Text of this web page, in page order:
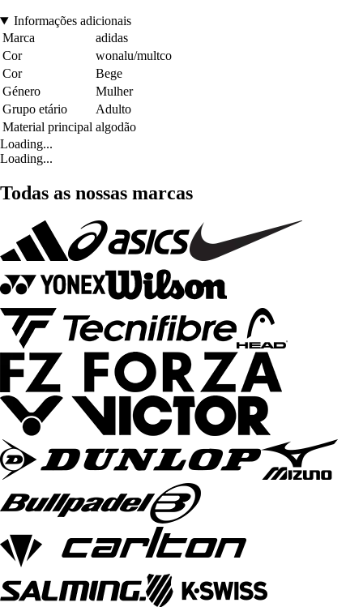
Informações adicionais
Marca
adidas
Cor
wonalu/multco
Cor
Bege
Género
Mulher
Grupo etário
Adulto
Material principal algodão
Loading...
Loading...
Todas as nossas marcas